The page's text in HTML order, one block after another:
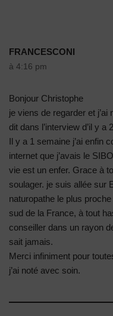
FRANCESCONI
à 4:16 pm
Bonjour Christophe
je viens de regarder et
dit dans l’interview d’il y a
Il y a 1 semaine j’ai enfin
internet que j’avais le
vie est un enfer. Grace à
soulager. je suis allée sur
naturopathe le plus
sud de la France, à tout
conseiller dans un rayon
sait jamais.
Merci infiniment pour
j’ai noté avec soin.